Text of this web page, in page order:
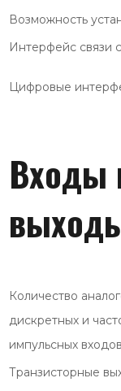
Возможность
Интерфейс связи
Цифровые
Входы
Количество
дискретных и
импульсных входов
Транзисторные